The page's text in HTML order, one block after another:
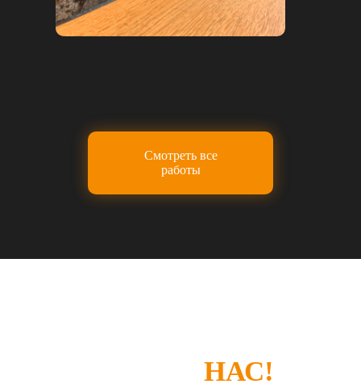
Смотреть все
работы
НАС!